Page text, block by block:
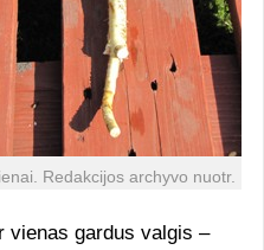
Redakcijos archyvo nuotr.
vienas gardus valgis –